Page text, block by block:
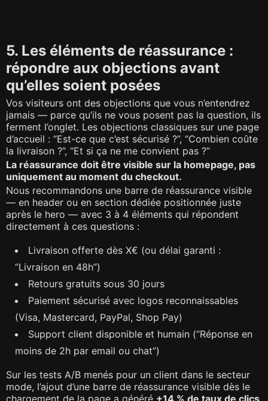
5. Les éléments de réassurance :
répondre aux objections avant
qu’elles soient posées
Vos visiteurs ont des objections que vous n’entendrez
jamais — parce qu’ils ne vous posent pas la question, ils
ferment l’onglet. Les objections classiques sur une page
d’accueil : “Est-ce que c’est sécurisé ?”, “Combien coûte
la livraison ?”, “Et si ça ne me convient pas ?”
La réassurance doit être visible sur la homepage, pas
uniquement au moment du checkout.
Nous recommandons une barre de réassurance visible
— en header ou en section dédiée positionnée juste
après le hero — avec 3 à 4 éléments qui répondent
directement à ces questions :
Livraison offerte dès X€ (ou délai garanti :
“Livraison en 48h”)
Retours gratuits sous 30 jours
Paiement sécurisé avec logos reconnaissables
(Visa, Mastercard, PayPal, Shop Pay)
Support client disponible et humain (“Réponse en
moins de 2h par email ou chat”)
Sur les tests A/B menés pour un client dans le secteur
mode, l’ajout d’une barre de réassurance visible dès le